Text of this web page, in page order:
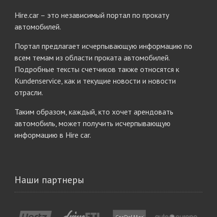
Hire.car – это независимый портал по прокату
автомобилей.
Портал предлагает исчерпывающую информацию по
всем темам из области проката автомобилей.
Подробные тексты счетчиков также относятся к
Kundenservice, как и текущие новости и новости
отрасли.
Таким образом, каждый, кто хочет арендовать
автомобиль, может получить исчерпывающую
информацию в Hire car.
Наши партнеры